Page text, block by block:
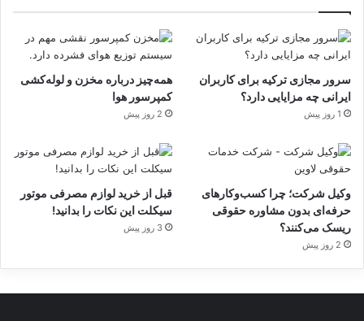
سرور مجازی ترکیه برای کاربران
ایرانی چه مزایایی دارد؟
1 روز پیش
همه‌چیز درباره مخزن و لوله‌کشی
کمپرسور هوا
2 روز پیش
وکیل شرکت؛ چرا کسب‌وکارهای
حرفه‌ای بدون مشاوره حقوقی
ریسک می‌کنند؟
2 روز پیش
قبل از خرید لوازم مصرفی موتور
سیکلت این نکات را بدانید!
3 روز پیش